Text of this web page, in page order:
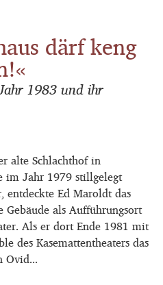
därf keng
1983 und ihr
alte Schlachthof in
im Jahr 1979 stillgelegt
entdeckte Ed Maroldt das
Gebäude als Aufführungsort
Als er dort Ende 1981 mit
des Kasemattentheaters das
Ovid...